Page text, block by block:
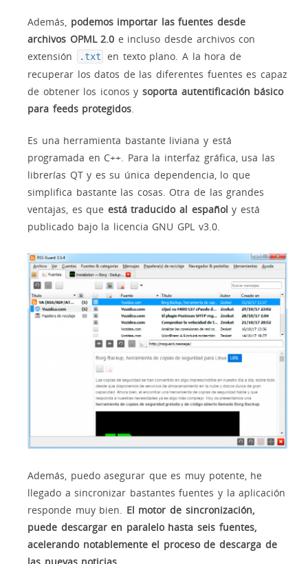
Además, podemos importar las fuentes desde
archivos OPML 2.0 e incluso desde archivos con
extensión
.txt
en texto plano. A la hora de
recuperar los datos de las diferentes fuentes es capaz
de obtener los iconos y soporta autentificación básico
para feeds protegidos
Es una herramienta bastante liviana y está
programada en C++. Para la interfaz gráfica, usa las
librerías QT y es su única dependencia, lo que
simplifica bastante las cosas. Otra de las grandes
ventajas, es que está traducido al español y está
publicado bajo la licencia GNU GPL v3.0.
Además, puedo asegurar que es muy potente, he
llegado a sincronizar bastantes fuentes y la aplicación
responde muy bien. El motor de sincronización,
puede descargar en paralelo hasta seis fuentes,
acelerando notablemente el proceso de descarga de